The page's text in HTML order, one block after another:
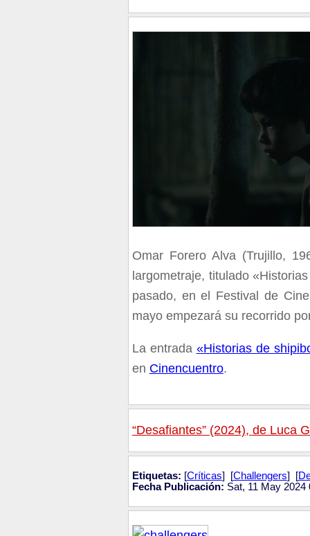
Omar Forero Alva (Trujillo,
largometraje, titulado
pasado, en el Festival de
mayo empezará su recorrido
La entrada «Historias de
en Cinencuentro.
“Desafiantes” (2024), de Luca
Etiquetas: [Críticas] [Challengers] [
Fecha Publicación: Sat, 11 May 2024